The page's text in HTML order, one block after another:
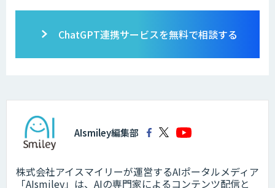
ChatGPT連携サービスを無料で相談する
AIsmiley編集部
株式会社アイスマイリーが運営するAIポータルメディア
「AIsmiley」は、AIの専門家によるコンテンツ配信と